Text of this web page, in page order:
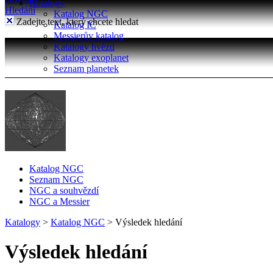
Katalogy
Katalog NGC
Katalog IC
Messierův katalog
Katalogy hvězd
Katalogy exoplanet
Seznam planetek
Hledání
Zadejte text, který chcete hledat
Katalog NGC
Seznam NGC
NGC a souhvězdí
NGC a Messier
Katalogy > Katalog NGC > Výsledek hledání
Výsledek hledání